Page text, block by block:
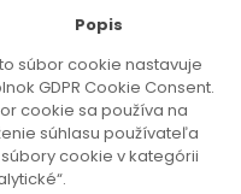
Popis
súbor cookie nastavuje
GDPR Cookie Consent.
cookie sa používa na
súhlasu používateľa
cookie v kategórii